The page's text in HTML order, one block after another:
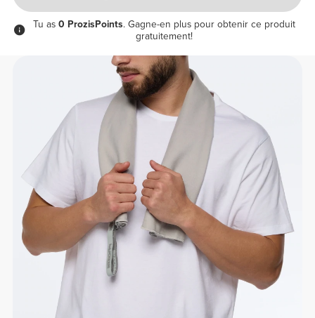
Tu as 0 ProzisPoints. Gagne-en plus pour obtenir ce produit
gratuitement!